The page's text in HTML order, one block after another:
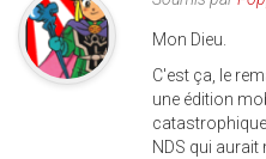
Mon Dieu.
C'est ça, le
une édition
NDS qui